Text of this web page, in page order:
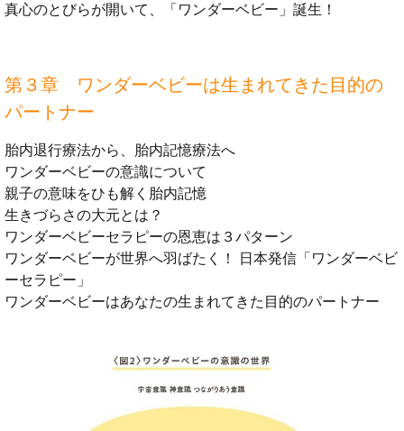
真心のとびらが開いて、「ワンダーベビー」誕生！
第３章 ワンダーベビーは生まれてきた目的の
パートナー
胎内退行療法から、胎内記憶療法へ
ワンダーベビーの意識について
親子の意味をひも解く胎内記憶
生きづらさの大元とは？
ワンダーベビーセラピーの恩恵は３パターン
ワンダーベビーが世界へ羽ばたく！ 日本発信「ワンダーベビ
ーセラピー」
ワンダーベビーはあなたの生まれてきた目的のパートナー